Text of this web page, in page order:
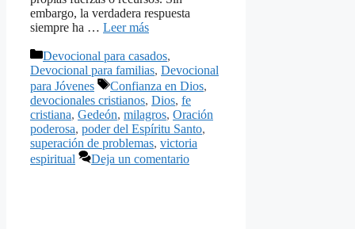
embargo, la verdadera respuesta
siempre ha … Leer más
Categorías
Devocional para casados,
Devocional para familias, Devocional
para Jóvenes
Etiquetas
Confianza en Dios,
devocionales cristianos, Dios, fe
cristiana, Gedeón, milagros, Oración
poderosa, poder del Espíritu Santo,
superación de problemas, victoria
espiritual
Deja un comentario